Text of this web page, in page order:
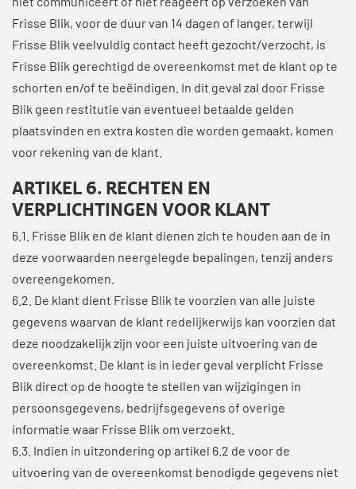
niet communiceert of niet reageert op verzoeken van
Frisse Blik, voor de duur van 14 dagen of langer, terwijl
Frisse Blik veelvuldig contact heeft gezocht/verzocht, is
Frisse Blik gerechtigd de overeenkomst met de klant op te
schorten en/of te beëindigen. In dit geval zal door Frisse
Blik geen restitutie van eventueel betaalde gelden
plaatsvinden en extra kosten die worden gemaakt, komen
voor rekening van de klant.
ARTIKEL 6. RECHTEN EN
VERPLICHTINGEN VOOR KLANT
6.1. Frisse Blik en de klant dienen zich te houden aan de in
deze voorwaarden neergelegde bepalingen, tenzij anders
overeengekomen.
6.2. De klant dient Frisse Blik te voorzien van alle juiste
gegevens waarvan de klant redelijkerwijs kan voorzien dat
deze noodzakelijk zijn voor een juiste uitvoering van de
overeenkomst. De klant is in ieder geval verplicht Frisse
Blik direct op de hoogte te stellen van wijzigingen in
persoonsgegevens, bedrijfsgegevens of overige
informatie waar Frisse Blik om verzoekt.
6.3. Indien in uitzondering op artikel 6.2 de voor de
uitvoering van de overeenkomst benodigde gegevens niet